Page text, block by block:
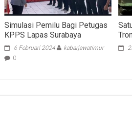
Simulasi Pemilu Bagi Petugas
KPPS Lapas Surabaya
6 Februari 2024
kabarjawatimur
0